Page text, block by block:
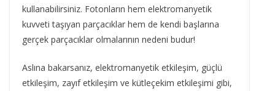
kullanabilirsiniz. Fotonların hem elektromanyetik
kuvveti taşıyan parçacıklar hem de kendi başlarına
gerçek parçacıklar olmalarının nedeni budur!
Aslına bakarsanız, elektromanyetik etkileşim, güçlü
etkileşim, zayıf etkileşim ve kütleçekim etkileşimi gibi,